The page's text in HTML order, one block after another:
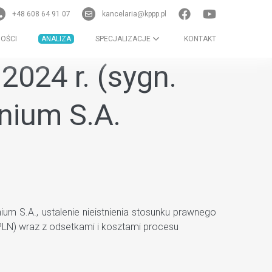
+48 608 64 91 07 kancelaria@kppp.pl
ANALIZA SPECJALIZACJE KONTAKT
r. (sygn.
S.A.
S.A., ustalenie nieistnienia stosunku prawnego
wraz z odsetkami i kosztami procesu